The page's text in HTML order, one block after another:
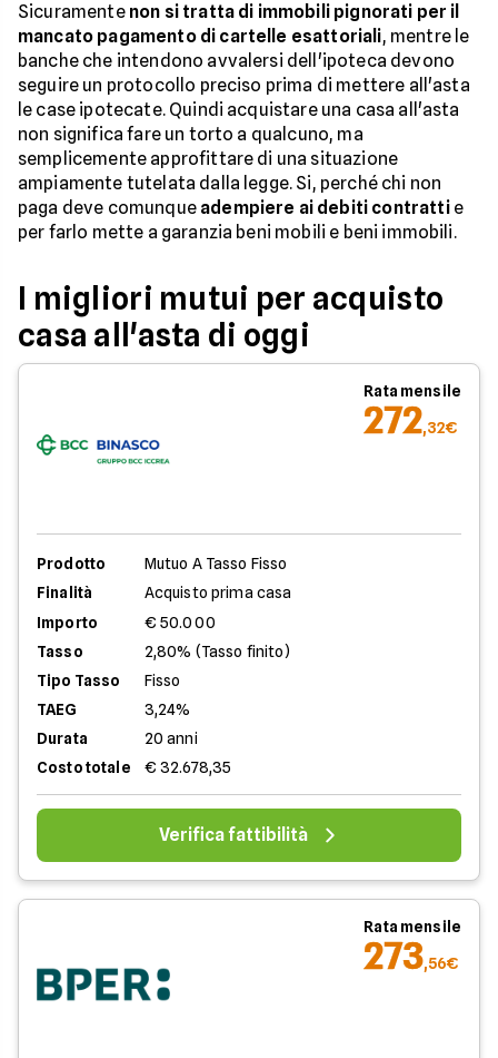
Sicuramente non si tratta di immobili pignorati per il
mancato pagamento di cartelle esattoriali, mentre le
banche che intendono avvalersi dell'ipoteca devono
seguire un protocollo preciso prima di mettere all'asta
le case ipotecate. Quindi acquistare una casa all'asta
non significa fare un torto a qualcuno, ma
semplicemente approfittare di una situazione
ampiamente tutelata dalla legge. Si, perché chi non
paga deve comunque adempiere ai debiti contrattie
per farlo mette a garanzia beni mobili e beni immobili.
I migliori mutui per acquisto
casa all'asta di oggi
Rata mensile
272,32€
Prodotto
Mutuo A Tasso Fisso
Finalità
Acquisto prima casa
Importo
€ 50.000
Tasso
2,80% (Tasso finito)
Tipo Tasso
Fisso
TAEG
3,24%
Durata
20 anni
Costo totale
€ 32.678,35
Verifica fattibilità
Rata mensile
273,56€